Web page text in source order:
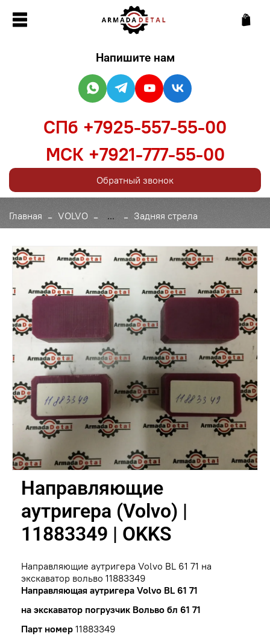
Главная VOLVO ... Задняя стрела
Направляющие
аутригера (Volvo) |
11883349 | OKKS
Направляющие аутригера Volvo BL 61 71 на
экскаватор вольво 11883349
Направляющая аутригера Volvo BL 61 71
на экскаватор погрузчик Вольво бл 61 71
Парт номер 11883349
Напишите нам
СПб +7925-557-55-00
МСК +7921-777-55-00
Обратный звонок